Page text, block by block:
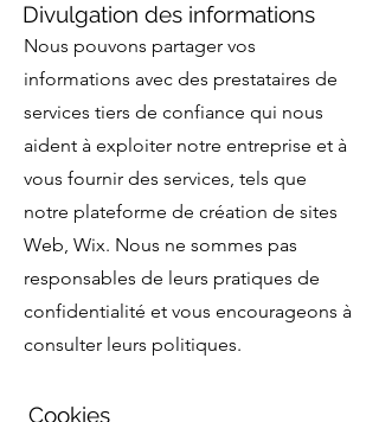
Divulgation des informations
Nous pouvons partager vos
informations avec des prestataires de
services tiers de confiance qui nous
aident à exploiter notre entreprise et à
vous fournir des services, tels que
notre plateforme de création de sites
Web, Wix. Nous ne sommes pas
responsables de leurs pratiques de
confidentialité et vous encourageons à
consulter leurs politiques.
Cookies